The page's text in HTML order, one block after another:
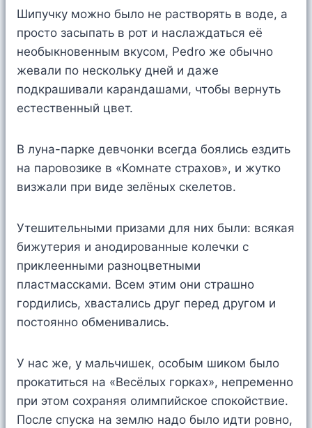
Шипучку можно было не растворять в воде, а
просто засыпать в рот и наслаждаться её
необыкновенным вкусом, Pedro же обычно
жевали по нескольку дней и даже
подкрашивали карандашами, чтобы вернуть
естественный цвет.
В луна-парке девчонки всегда боялись ездить
на паровозике в «Комнате страхов», и жутко
визжали при виде зелёных скелетов.
Утешительными призами для них были: всякая
бижутерия и анодированные колечки с
приклеенными разноцветными
пластмассками. Всем этим они страшно
гордились, хвастались друг перед другом и
постоянно обменивались.
У нас же, у мальчишек, особым шиком было
прокатиться на «Весёлых горках», непременно
при этом сохраняя олимпийское спокойствие.
После спуска на землю надо было идти ровно,